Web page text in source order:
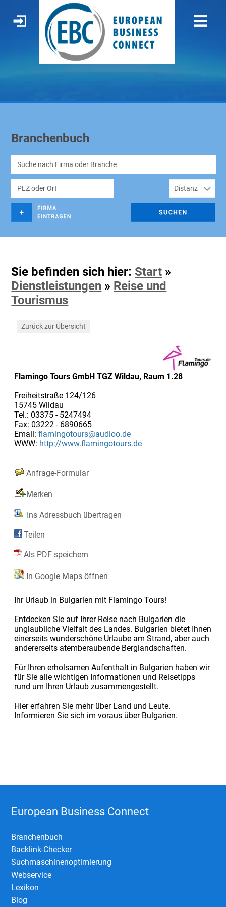
Branchenbuch
Sie befinden sich hier: Start »
Dienstleistungen » Reise und
Tourismus
Zurück zur Übersicht
Flamingo Tours GmbH TGZ Wildau, Raum 1.28
Freiheitstraße 124/126
15745 Wildau
Tel.: 03375 - 5247494
Fax: 03222 - 6890665
Email: flamingotours@audioo.de
WWW: http://www.flamingotours.de
Anfrage-Formular
Merken
Ins Adressbuch übertragen
Teilen
Als PDF speichern
In Google Maps öffnen
Ihr Urlaub in Bulgarien mit Flamingo Tours!
Entdecken Sie auf Ihrer Reise nach Bulgarien die
unglaubliche Vielfalt des Landes. Bulgarien bietet Ihnen
einerseits wunderschöne Urlaube am Strand, aber auch
andererseits atemberaubende Berglandschaften.
Für Ihren erholsamen Aufenthalt in Bulgarien haben wir
für Sie alle wichtigen Informationen und Reisetipps
rund um Ihren Urlaub zusammengestellt.
Hier erfahren Sie mehr über Land und Leute.
Informieren Sie sich im voraus über Bulgarien.
European Business Connect
Branchenbuch
Backlink-Checker
Suchmaschinenoptimierung
Webservice
Lexikon
Blog